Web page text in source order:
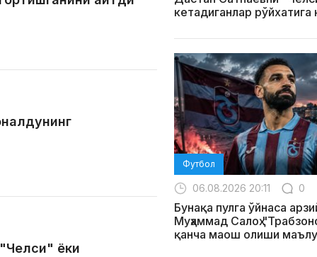
ёки
кетадиганлар
Футбол
06.08.2026 20:11 0
Бунақа пулга ўйнаса
Муҳаммад Салоҳ
қанча маош олиши